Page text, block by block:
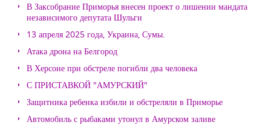
В Заксобрание Приморья внесен проект о лишении мандата
независимого депутата Шульги
13 апреля 2025 года, Украина, Сумы.
Атака дрона на Белгород
В Херсоне при обстреле погибли два человека
С ПРИСТАВКОЙ "АМУРСКИЙ"
Защитника ребенка избили и обстреляли в Приморье
Автомобиль с рыбаками утонул в Амурском заливе